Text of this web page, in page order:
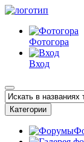
Фотогора
Вход
Категории